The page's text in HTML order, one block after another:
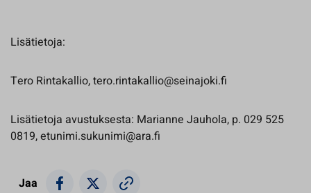
Lisätietoja:
Tero Rintakallio, tero.rintakallio@seinajoki.fi
Lisätietoja avustuksesta: Marianne Jauhola, p. 029 525
0819, etunimi.sukunimi@ara.fi
Jaa